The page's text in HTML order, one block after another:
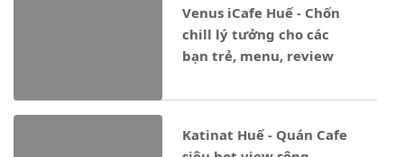
Venus iCafe Huế - Chốn
chill lý tưởng cho các
bạn trẻ, menu, review
Katinat Huế - Quán Cafe